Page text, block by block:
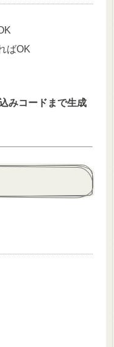
ばOK
みコードまで生成